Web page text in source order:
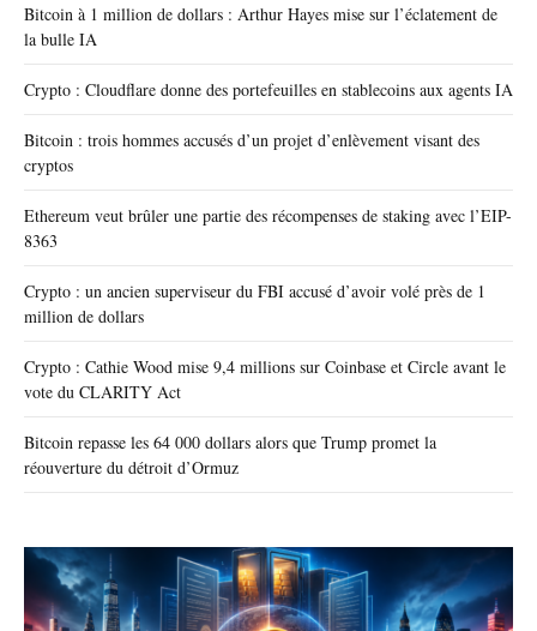
Bitcoin à 1 million de dollars : Arthur Hayes mise sur l’éclatement de
la bulle IA
Crypto : Cloudflare donne des portefeuilles en stablecoins aux agents IA
Bitcoin : trois hommes accusés d’un projet d’enlèvement visant des
cryptos
Ethereum veut brûler une partie des récompenses de staking avec l’EIP-
8363
Crypto : un ancien superviseur du FBI accusé d’avoir volé près de 1
million de dollars
Crypto : Cathie Wood mise 9,4 millions sur Coinbase et Circle avant le
vote du CLARITY Act
Bitcoin repasse les 64 000 dollars alors que Trump promet la
réouverture du détroit d’Ormuz